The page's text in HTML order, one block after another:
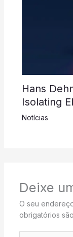
Hans
Isolating
Notícias
Deixe
O seu
obrigatórios